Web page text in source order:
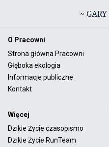
~
O Pracowni
Strona główna Pracowni
Głęboka ekologia
Informacje publiczne
Kontakt
Więcej
Dzikie Życie czasopismo
Dzikie Życie RunTeam